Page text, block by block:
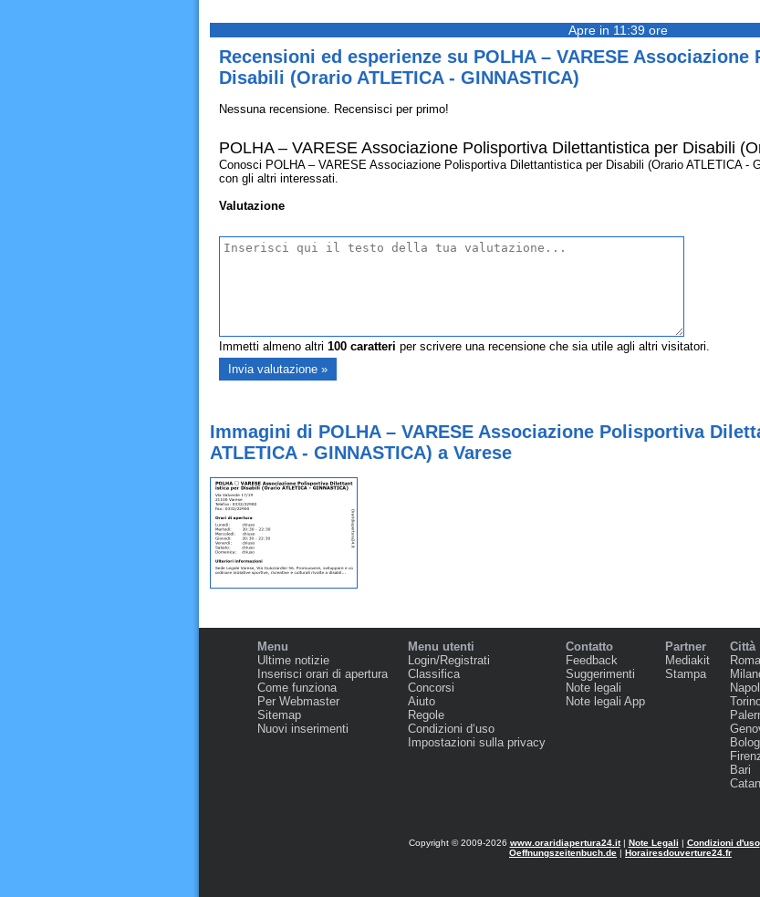
Apre in 11:39 ore
Recensioni ed esperienze su POLHA – VARESE
Disabili (Orario ATLETICA - GINNASTICA)
Nessuna recensione. Recensisci per primo!
POLHA – VARESE Associazione Polisportiva Dilettantistica per Disabili
Conosci POLHA – VARESE Associazione Polisportiva Dilettantistica per Disabili (Orario ATLETICA -
con gli altri interessati.
Valutazione
Immetti almeno altri 100caratteri per scrivere una recensione che sia utile agli altri visitatori.
Immagini di POLHA – VARESE Associazione Polisportiva
ATLETICA - GINNASTICA) a Varese
Menu
Ultime notizie
Inserisci orari di apertura
Come funziona
Per Webmaster
Sitemap
Nuovi inserimenti
Menu utenti
Login/Registrati
Classifica
Concorsi
Aiuto
Regole
Condizioni d‘uso
Impostazioni sulla privacy
Contatto
Feedback
Suggerimenti
Note legali
Note legali App
Partner
Mediakit
Stampa
Città
Roma
Bari
Copyright © 2009-2026 www.oraridiapertura24.it| Note Legali | Condizioni d'uso
Oeffnungszeitenbuch.de | Horairesdouverture24.fr